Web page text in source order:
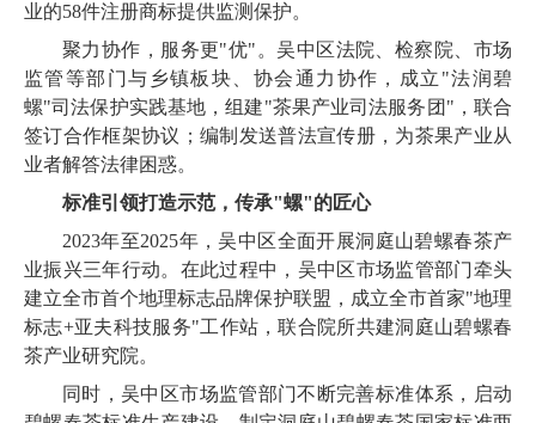
业的58件注册商标提供监测保护。
聚力协作，服务更"优"。吴中区法院、检察院、市场
监管等部门与乡镇板块、协会通力协作，成立"法润碧
螺"司法保护实践基地，组建"茶果产业司法服务团"，联合
签订合作框架协议；编制发送普法宣传册，为茶果产业从
业者解答法律困惑。
标准引领打造示范，传承"螺"的匠心
2023年至2025年，吴中区全面开展洞庭山碧螺春茶产
业振兴三年行动。在此过程中，吴中区市场监管部门牵头
建立全市首个地理标志品牌保护联盟，成立全市首家"地理
标志+亚夫科技服务"工作站，联合院所共建洞庭山碧螺春
茶产业研究院。
同时，吴中区市场监管部门不断完善标准体系，启动